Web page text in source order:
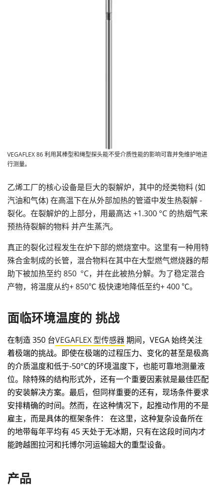
VEGAFLEX 86 利用其棒型和绳型探头能不受介质性能的影响可靠并免维护地进
行测量。
乙烯工厂的核心设备是巨大的裂解炉，其中的烃类物料 (如
汽油和气体) 在高温下在从外部加热的管道中发生热裂解 -
裂化。在裂解炉的上部分，用最高达 +1.300 °C 的热烟气来
预热待裂解的物料 并产生蒸汽。
真正的裂化过程发生在炉下部的燃烧室中。这里有一种用特
殊合金制成的长管，混合物料在其中在大型燃气燃烧器的帮
助下被加热至约 850 °C，并在此被热分解。为了稳定混合
产物，将温度从约+ 850℃ 极快速地降低至约+ 400 ℃。
面临环境温度的 挑战
在制造 350 台VEGAFLEX 型传感器期间，VEGA 始终关注
着极端的挑战。即使在极端的过程压力、变化的甚至是极高
的介质温度和低于-50°C的环境温度下，也能可靠地测量液
位。除特殊的结构形式外，还有一个重要因素就是最佳匹配
的安装解决方案。最后，但同样重要的还有，现场条件要求
安排精确的时间。然而，在这种情况下，起推动作用的不是
雇主，而是具体的框架条件： 在这里，这种复杂设备所在
的地带每年平均有 45 天处于无冰期，只有在这段时间内才
能跨越图拉河和托博尔河运输超大的重型设备。
产品